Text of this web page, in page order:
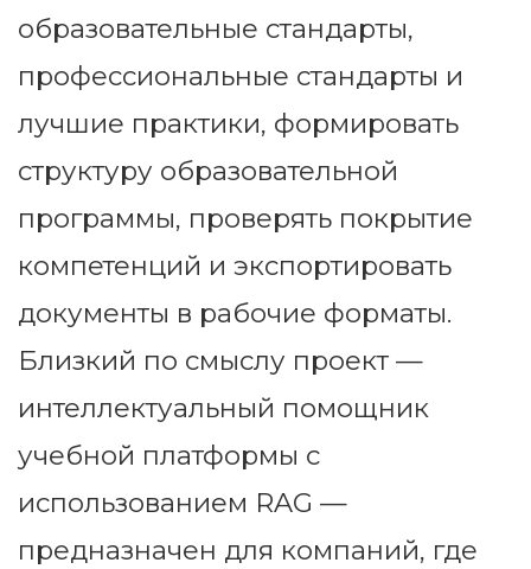
образовательные стандарты,
профессиональные стандарты и
лучшие практики, формировать
структуру образовательной
программы, проверять покрытие
компетенций и экспортировать
документы в рабочие форматы.
Близкий по смыслу проект —
интеллектуальный помощник
учебной платформы с
использованием RAG —
предназначен для компаний, где